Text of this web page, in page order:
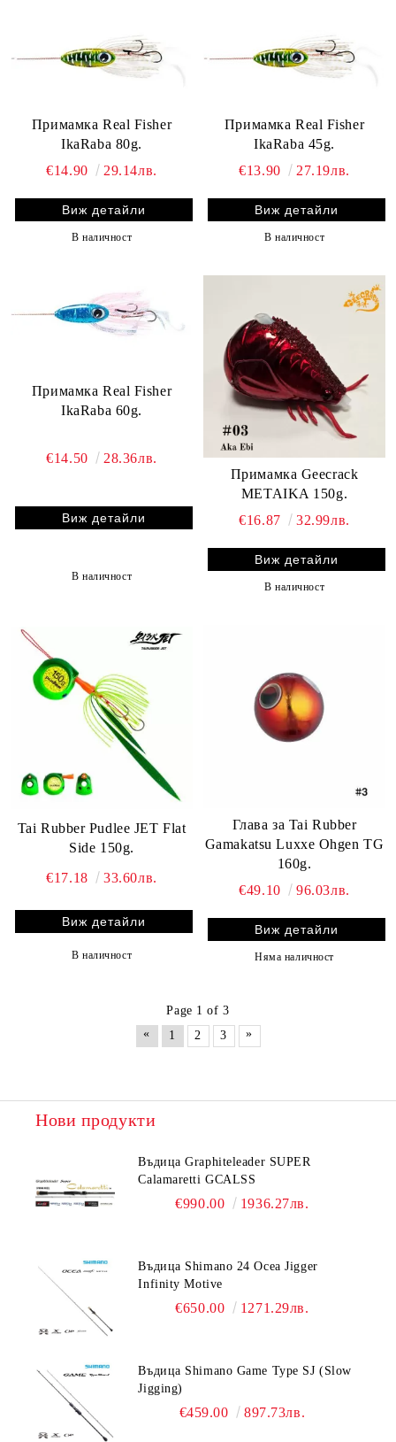
Примамка Real Fisher
IkaRaba 80g.
€14.90
29.14лв.
Виж детайли
В наличност
Примамка Real Fisher
IkaRaba 45g.
€13.90
27.19лв.
Виж детайли
В наличност
Примамка Real Fisher
IkaRaba 60g.
€14.50 28.36лв.
Виж детайли
В наличност
Примамка Geecrack
METAIKA 150g.
€16.87
32.99лв.
Виж детайли
В наличност
Tai Rubber Pudlee JET Flat
Side 150g.
€17.18 33.60лв.
Виж детайли
В наличност
Глава за Tai Rubber
Gamakatsu Luxxe Ohgen TG
160g.
€49.10
96.03лв.
Виж детайли
Няма наличност
Page 1 of 3
«
1 2 3 »
Нови продукти
Въдица Graphiteleader SUPER
Calamaretti GCALSS
€990.00 1936.27лв.
Въдица Shimano 24 Ocea Jigger
Infinity Motive
€650.00 1271.29лв.
Въдица Shimano Game Type SJ (Slow
Jigging)
€459.00 897.73лв.